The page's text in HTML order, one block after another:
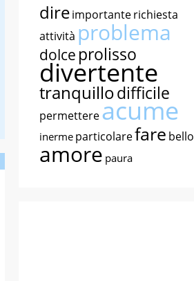
direimportanterichiesta
attività problema
dolce prolisso
divertente
tranquillodifficile
permettereacume
inerme particolarefare bello
amore paura